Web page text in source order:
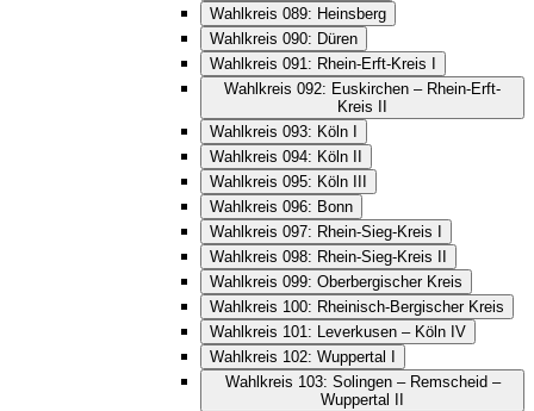
Wahlkreis 089: Heinsberg
Wahlkreis 090: Düren
Wahlkreis 091: Rhein-Erft-Kreis I
Wahlkreis 092: Euskirchen – Rhein-Erft-
Kreis II
Wahlkreis 093: Köln I
Wahlkreis 094: Köln II
Wahlkreis 095: Köln III
Wahlkreis 096: Bonn
Wahlkreis 097: Rhein-Sieg-Kreis I
Wahlkreis 098: Rhein-Sieg-Kreis II
Wahlkreis 099: Oberbergischer Kreis
Wahlkreis 100: Rheinisch-Bergischer Kreis
Wahlkreis 101: Leverkusen – Köln IV
Wahlkreis 102: Wuppertal I
Wahlkreis 103: Solingen – Remscheid –
Wuppertal II